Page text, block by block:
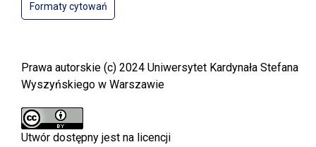
Formaty cytowań
Prawa autorskie (c) 2024 Uniwersytet Kardynała Stefana
Wyszyńskiego w Warszawie
Utwór dostępny jest na licencji